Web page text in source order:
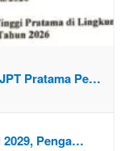
Pratama Pe…
Penga…